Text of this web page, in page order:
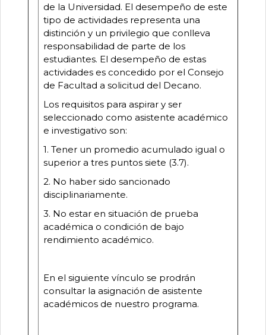
de la Universidad. El desempeño de este
tipo de actividades representa una
distinción y un privilegio que conlleva
responsabilidad de parte de los
estudiantes. El desempeño de estas
actividades es concedido por el Consejo
de Facultad a solicitud del Decano.
Los requisitos para aspirar y ser
seleccionado como asistente académico
e investigativo son:
1. Tener un promedio acumulado igual o
superior a tres puntos siete (3.7).
2. No haber sido sancionado
disciplinariamente.
3. No estar en situación de prueba
académica o condición de bajo
rendimiento académico.
En el siguiente vínculo se prodrán
consultar la asignación de asistente
académicos de nuestro programa.